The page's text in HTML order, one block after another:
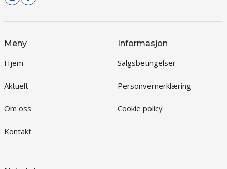
Meny
Hjem
Aktuelt
Om oss
Kontakt
Informasjon
Salgsbetingelser
Personvernerklæring
Cookie policy